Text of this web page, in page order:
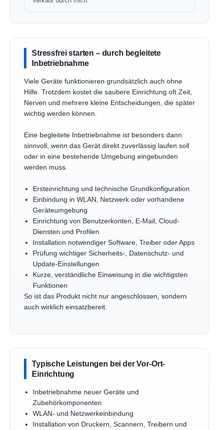
Stressfrei starten – durch begleitete
Inbetriebnahme
Viele Geräte funktionieren grundsätzlich auch ohne
Hilfe. Trotzdem kostet die saubere Einrichtung oft Zeit,
Nerven und mehrere kleine Entscheidungen, die später
wichtig werden können.
Eine begleitete Inbetriebnahme ist besonders dann
sinnvoll, wenn das Gerät direkt zuverlässig laufen soll
oder in eine bestehende Umgebung eingebunden
werden muss.
Ersteinrichtung und technische Grundkonfiguration
Einbindung in WLAN, Netzwerk oder vorhandene
Geräteumgebung
Einrichtung von Benutzerkonten, E-Mail, Cloud-
Diensten und Profilen
Installation notwendiger Software, Treiber oder Apps
Prüfung wichtiger Sicherheits-, Datenschutz- und
Update-Einstellungen
Kurze, verständliche Einweisung in die wichtigsten
Funktionen
So ist das Produkt nicht nur angeschlossen, sondern
auch wirklich einsatzbereit.
Typische Leistungen bei der Vor-Ort-
Einrichtung
Inbetriebnahme neuer Geräte und
Zubehörkomponenten
WLAN- und Netzwerkeinbindung
Installation von Druckern, Scannern, Treibern und